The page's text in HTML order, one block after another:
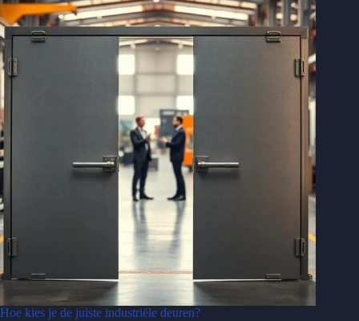
Hoe kies je de juiste industriële deuren?